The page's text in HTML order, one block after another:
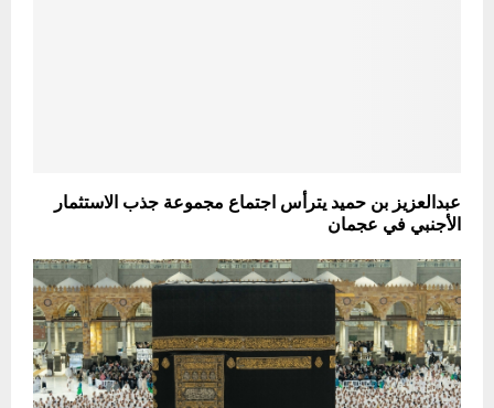
عبدالعزيز بن حميد يترأس اجتماع مجموعة جذب الاستثمار
الأجنبي في عجمان